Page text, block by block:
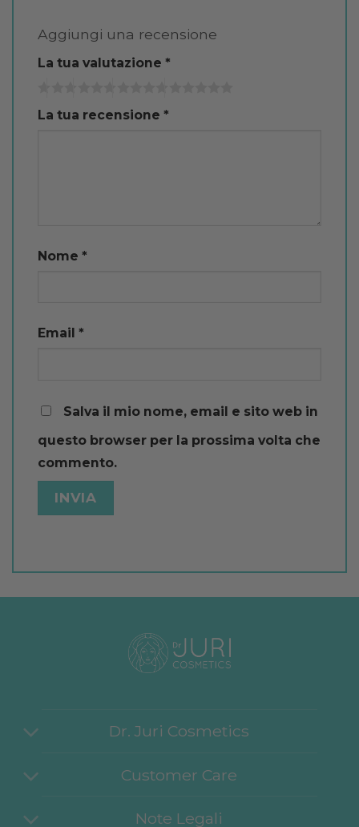
Aggiungi una recensione
La tua valutazione *
La tua recensione *
Nome *
Email *
Salva il mio nome, email e sito web in
questo browser per la prossima volta che
commento.
Dr. Juri Cosmetics
Customer Care
Note Legali